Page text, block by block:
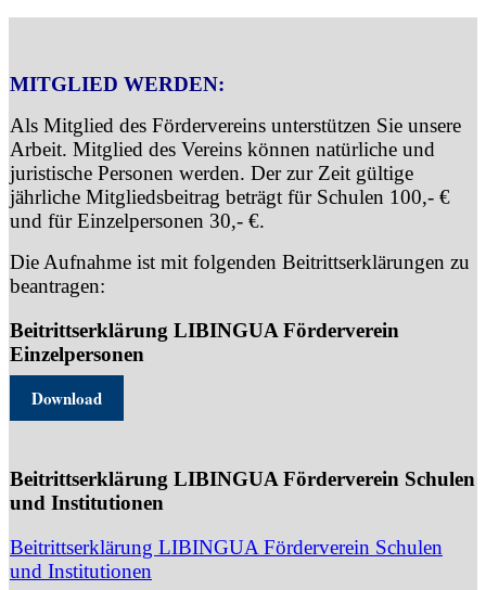
MITGLIED WERDEN:
Als Mitglied des Fördervereins unterstützen Sie unsere
Arbeit. Mitglied des Vereins können natürliche und
juristische Personen werden. Der zur Zeit gültige
jährliche Mitgliedsbeitrag beträgt für Schulen 100,- €
und für Einzelpersonen 30,- €.
Die Aufnahme ist mit folgenden Beitrittserklärungen zu
beantragen:
Beitrittserklärung LIBINGUA Förderverein
Einzelpersonen
Download
Beitrittserklärung LIBINGUA Förderverein Schulen
und Institutionen
Beitrittserklärung LIBINGUA Förderverein Schulen
und Institutionen